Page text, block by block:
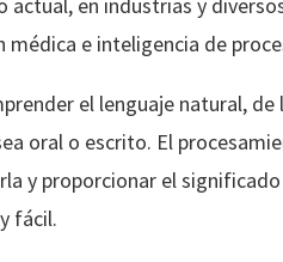
e inteligencia de
el lenguaje natural,
oral o escrito. El
y proporcionar el
fácil.